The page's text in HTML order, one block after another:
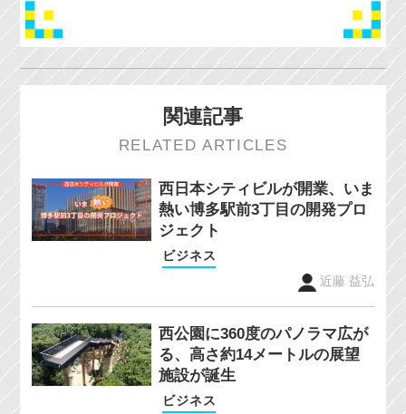
関連記事
RELATED ARTICLES
西日本シティビルが開業、いま
熱い博多駅前3丁目の開発プロ
ジェクト
ビジネス
近藤 益弘
西公園に360度のパノラマ広が
る、高さ約14メートルの展望
施設が誕生
ビジネス